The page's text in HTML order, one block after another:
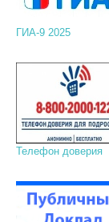
ГИА-9 2025
Телефон доверия